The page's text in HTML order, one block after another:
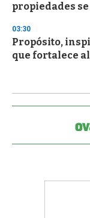
propiedades
03:30
Propósito,
que fortalece